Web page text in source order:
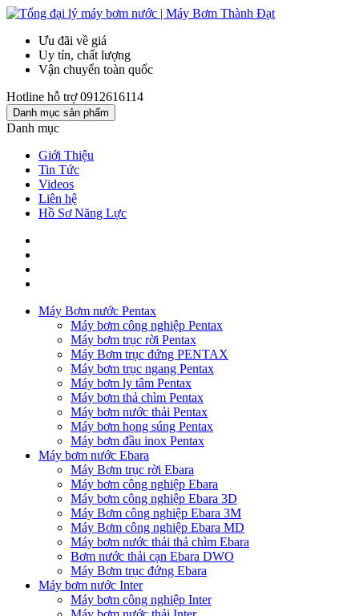
Ưu đãi về giá
Uy tín, chất lượng
Vận chuyển toàn quốc
Hotline hỗ trợ 0912616114
Danh mục sản phẩm
Danh mục
Giới Thiệu
Tin Tức
Videos
Liên hệ
Hồ Sơ Năng Lực
Máy Bơm nước Pentax
Máy bơm công nghiệp Pentax
Máy bơm trục rời Pentax
Máy Bơm trục đứng PENTAX
Máy bơm trục ngang Pentax
Máy bơm ly tâm Pentax
Máy bơm thả chìm Pentax
Máy bơm nước thải Pentax
Máy bơm họng súng Pentax
Máy bơm đầu inox Pentax
Máy bơm nước Ebara
Máy Bơm trục rời Ebara
Máy bơm công nghiệp Ebara
Máy bơm công nghiệp Ebara 3D
Máy Bơm công nghiệp Ebara 3M
Máy Bơm công nghiệp Ebara MD
Máy bơm nước thải thả chìm Ebara
Bơm nước thải cạn Ebara DWO
Máy Bơm trục đứng Ebara
Máy bơm nước Inter
Máy bơm công nghiệp Inter